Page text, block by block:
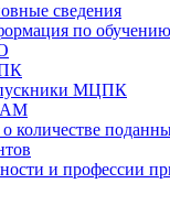
сведения
по обучению
МЦПК
количестве
и профессии